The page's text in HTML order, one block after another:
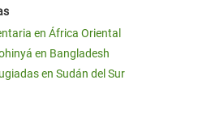
en África Oriental
en Bangladesh
en Sudán del Sur